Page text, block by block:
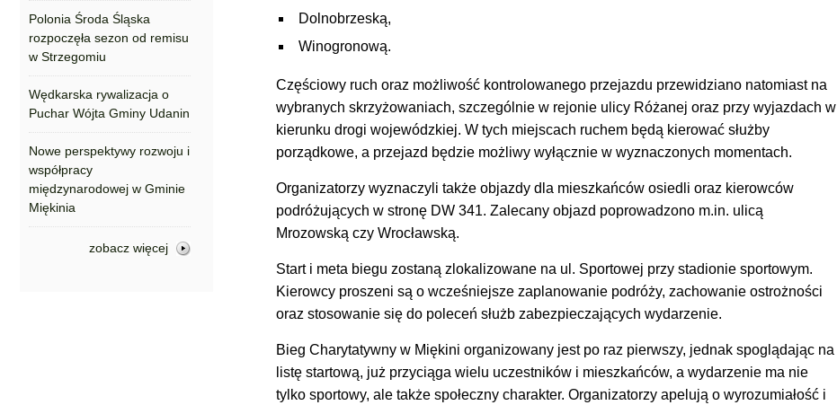
Polonia Środa Śląska
rozpoczęła sezon od remisu
w Strzegomiu
Wędkarska rywalizacja o
Puchar Wójta Gminy Udanin
Nowe perspektywy rozwoju i
współpracy
międzynarodowej w Gminie
Miękinia
zobacz więcej
Dolnobrzeską,
Winogronową.
Częściowy ruch oraz możliwość kontrolowanego przejazdu przewidziano natomiast na
wybranych skrzyżowaniach, szczególnie w rejonie ulicy Różanej oraz przy wyjazdach w
kierunku drogi wojewódzkiej. W tych miejscach ruchem będą kierować służby
porządkowe, a przejazd będzie możliwy wyłącznie w wyznaczonych momentach.
Organizatorzy wyznaczyli także objazdy dla mieszkańców osiedli oraz kierowców
podróżujących w stronę DW 341. Zalecany objazd poprowadzono m.in. ulicą
Mrozowską czy Wrocławską.
Start i meta biegu zostaną zlokalizowane na ul. Sportowej przy stadionie sportowym.
Kierowcy proszeni są o wcześniejsze zaplanowanie podróży, zachowanie ostrożności
oraz stosowanie się do poleceń służb zabezpieczających wydarzenie.
Bieg Charytatywny w Miękini organizowany jest po raz pierwszy, jednak spoglądając na
listę startową, już przyciąga wielu uczestników i mieszkańców, a wydarzenie ma nie
tylko sportowy, ale także społeczny charakter. Organizatorzy apelują o wyrozumiałość i